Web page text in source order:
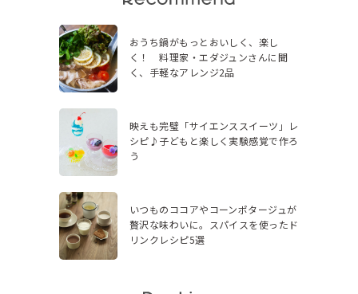
おうち鍋がもっとおいしく、楽し
く！ 料理家・エダジュンさんに聞
く、手軽なアレンジ2品
映えも完璧「サイエンススイーツ」レ
シピ♪子どもと楽しく実験感覚で作ろ
う
いつものココアやコーンポタージュが
贅沢な味わいに。スパイスを使ったド
リンクレシピ5選